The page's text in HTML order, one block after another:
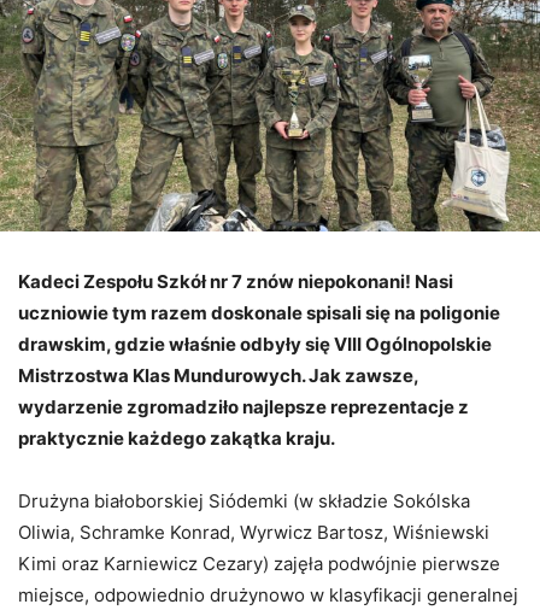
Kadeci Zespołu Szkół nr 7 znów niepokonani! Nasi
uczniowie tym razem doskonale spisali się na poligonie
drawskim, gdzie właśnie odbyły się VIII Ogólnopolskie
Mistrzostwa Klas Mundurowych. Jak zawsze,
wydarzenie zgromadziło najlepsze reprezentacje z
praktycznie każdego zakątka kraju.
Drużyna białoborskiej Siódemki (w składzie Sokólska
Oliwia, Schramke Konrad, Wyrwicz Bartosz, Wiśniewski
Kimi oraz Karniewicz Cezary) zajęła podwójnie pierwsze
miejsce, odpowiednio drużynowo w klasyfikacji generalnej